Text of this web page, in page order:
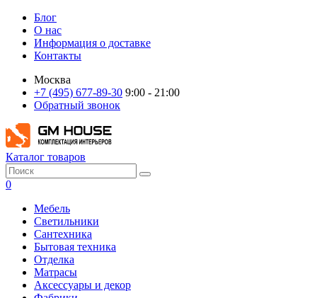
Блог
О нас
Информация о доставке
Контакты
Москва
+7 (495) 677-89-30 9:00 - 21:00
Обратный звонок
Каталог товаров
0
Мебель
Светильники
Сантехника
Бытовая техника
Отделка
Матрасы
Аксессуары и декор